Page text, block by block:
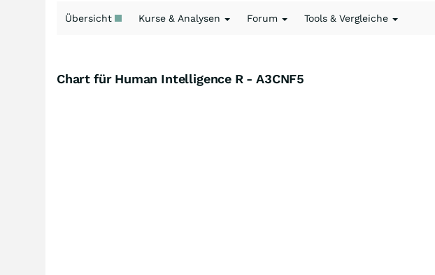
Übersicht Kurse & Analysen Forum Tools & Vergleiche
Chart für Human Intelligence R - A3CNF5